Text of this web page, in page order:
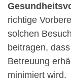
richtige
solchen
beitragen,
Betreuung
minimiert wird.